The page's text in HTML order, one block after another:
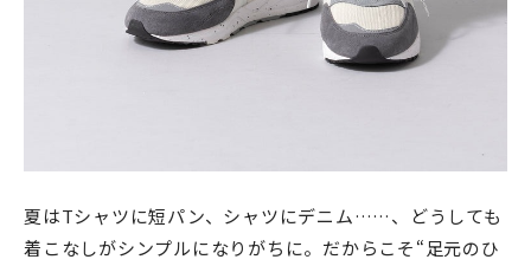
夏はTシャツに短パン、シャツにデニム……、どうしても
着こなしがシンプルになりがちに。だからこそ“足元のひ